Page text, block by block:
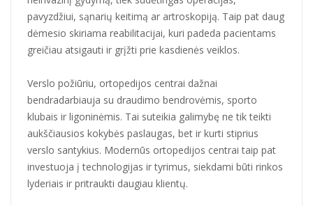
pavyzdžiui, sąnarių keitimą ar artroskopiją. Taip pat daug
dėmesio skiriama reabilitacijai, kuri padeda pacientams
greičiau atsigauti ir grįžti prie kasdienės veiklos.
Verslo požiūriu, ortopedijos centrai dažnai
bendradarbiauja su draudimo bendrovėmis, sporto
klubais ir ligoninėmis. Tai suteikia galimybę ne tik teikti
aukščiausios kokybės paslaugas, bet ir kurti stiprius
verslo santykius. Modernūs ortopedijos centrai taip pat
investuoja į technologijas ir tyrimus, siekdami būti rinkos
lyderiais ir pritraukti daugiau klientų.